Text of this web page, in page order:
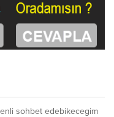
sohbet edebikecegim